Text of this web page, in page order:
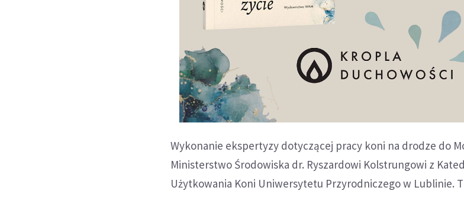
Wykonanie ekspertyzy dotyczącej pracy koni na drodze do
Ministerstwo Środowiska dr. Ryszardowi Kolstrungowi z
Użytkowania Koni Uniwersytetu Przyrodniczego w Lublinie.